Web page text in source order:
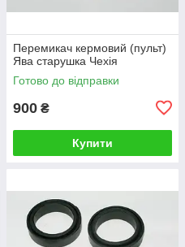
Перемикач кермовий (пульт)
Ява старушка Чехія
Готово до відправки
900 ₴
Купити